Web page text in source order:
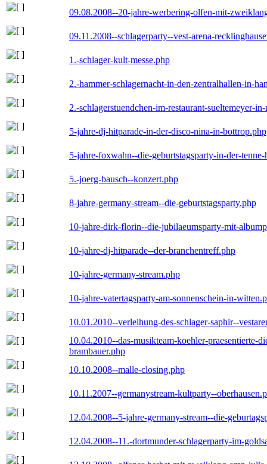
09.08.2008--20-jahre-werbering-olfen-mit-
09.11.2008--schlagerparty--vest-arena-
1.-schlager-kult-messe.php
2.-hammer-schlagernacht-in-den-zentralhallen-in-
2.-schlagerstuendchen-im-restaurant-sueltemeyer-
5-jahre-dj-hitparade-in-der-disco-nina-in-bottrop.php
5-jahre-foxwahn--die-geburtstagsparty-in-der-tenne-
5.-joerg-bausch--konzert.php
8-jahre-germany-stream--die-geburtstagsparty.php
10-jahre-dirk-florin--die-jubilaeumsparty-mit-
10-jahre-dj-hitparade--der-branchentreff.php
10-jahre-germany-stream.php
10-jahre-vatertagsparty-am-sonnenschein-in-
10.01.2010--verleihung-des-schlager-saphir--
10.04.2010--das-musikteam-koehler-praesentierte-
brambauer.php
10.10.2008--malle-closing.php
10.11.2007--germanystream-kultparty--
12.04.2008--5-jahre-germany-stream--die-
12.04.2008--11.-dortmunder-schlagerparty-im-